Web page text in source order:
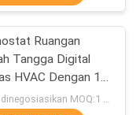
Ruangan
Tangga Digital
HVAC Dengan 1
/ 1 Cool Stage
Dapat dinegosiasikan MOQ:1 pc